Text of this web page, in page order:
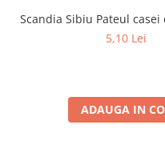
Scandia Sibiu Pateul casei
5,10 Lei
ADAUGA IN